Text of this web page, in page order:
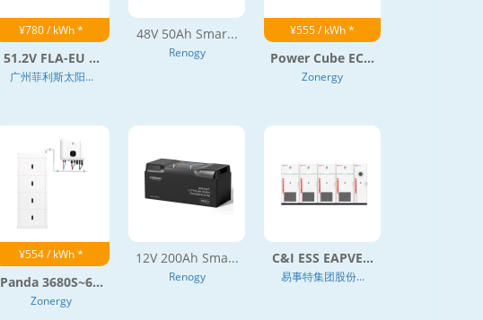
¥780 / kWh *
51.2V FLA-EU ...
广州菲利斯太阳...
48V 50Ah Smar...
Renogy
¥555 / kWh *
Power Cube EC...
Zonergy
¥554 / kWh *
Panda 3680S~6...
Zonergy
12V 200Ah Sma...
Renogy
C&I ESS EAPVE...
易事特集团股份...